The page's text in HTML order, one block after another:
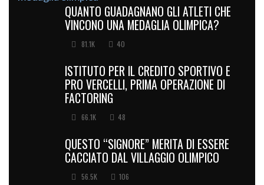
QUANTO GUADAGNANO GLI ATLETI CHE
VINCONO UNA MEDAGLIA OLIMPICA?
81.1K 40
ISTITUTO PER IL CREDITO SPORTIVO E
PRO VERCELLI, PRIMA OPERAZIONE DI
FACTORING
66.1K 48
QUESTO “SIGNORE” MERITA DI ESSERE
CACCIATO DAL VILLAGGIO OLIMPICO
56.5K 106